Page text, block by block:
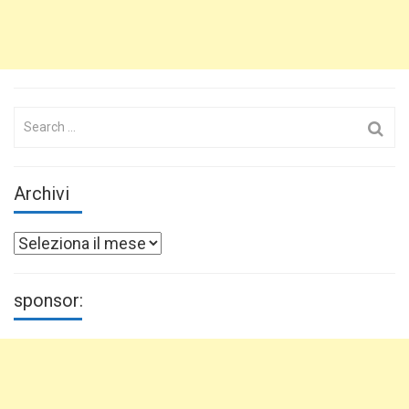
Search
Archivi
Archivi
sponsor: